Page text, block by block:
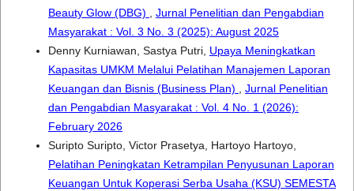
Beauty Glow (DBG)
Jurnal Penelitian dan Pengabdian
Masyarakat : Vol. 3 No. 3 (2025): August 2025
Denny Kurniawan, Sastya Putri, Upaya Meningkatkan
Kapasitas UMKM Melalui Pelatihan Manajemen Laporan
Keuangan dan Bisnis (Business Plan)
Jurnal Penelitian
dan Pengabdian Masyarakat : Vol. 4 No. 1 (2026):
February 2026
Suripto Suripto, Victor Prasetya, Hartoyo Hartoyo,
Pelatihan Peningkatan Ketrampilan Penyusunan Laporan
Keuangan Untuk Koperasi Serba Usaha (KSU) SEMESTA